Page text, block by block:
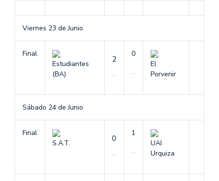
Viernes 23 de Junio
Final
Estudiantes
(BA)
2
0
El
Porvenir
Sábado 24 de Junio
Final
S.A.T.
0
1
UAI
Urquiza